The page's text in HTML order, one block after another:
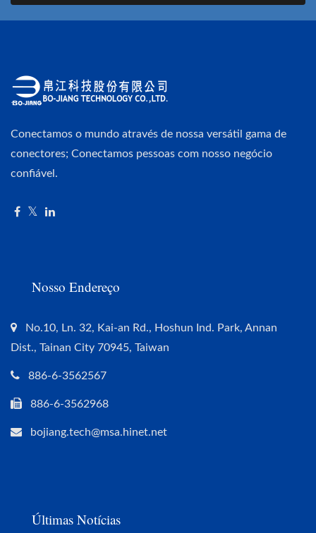
Conectamos o mundo através de nossa versátil gama de
conectores; Conectamos pessoas com nosso negócio
confiável.
Nosso Endereço
No.10, Ln. 32, Kai-an Rd., Hoshun Ind. Park, Annan
Dist., Tainan City 70945, Taiwan
886-6-3562567
886-6-3562968
bojiang.tech@msa.hinet.net
Últimas Notícias